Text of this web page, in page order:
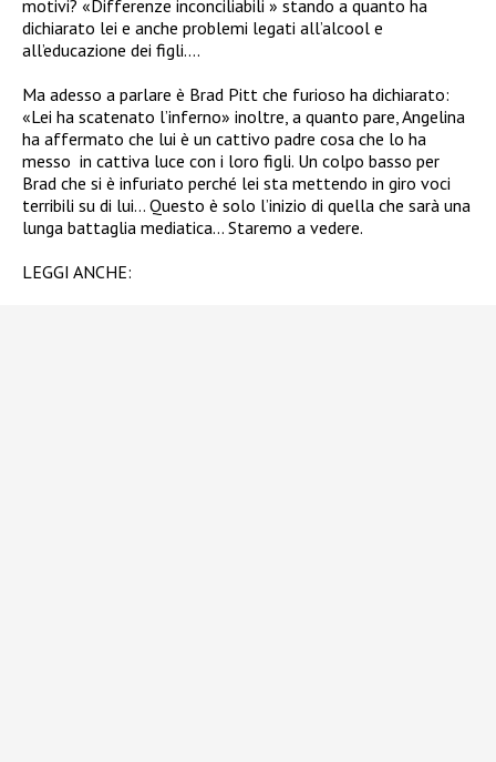
motivi? «Differenze inconciliabili » stando a quanto ha
dichiarato lei e anche problemi legati all’alcool e
all’educazione dei figli….
Ma adesso a parlare è Brad Pitt che furioso ha dichiarato:
«Lei ha scatenato l’inferno» inoltre, a quanto pare, Angelina
ha affermato che lui è un cattivo padre cosa che lo ha
messo in cattiva luce con i loro figli. Un colpo basso per
Brad che si è infuriato perché lei sta mettendo in giro voci
terribili su di lui… Questo è solo l’inizio di quella che sarà una
lunga battaglia mediatica… Staremo a vedere.
LEGGI ANCHE: